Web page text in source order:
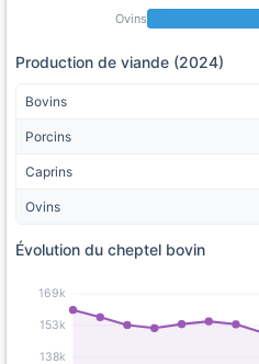
Ovins
Production de viande (2024)
Bovins
Porcins
Caprins
Ovins
Évolution du cheptel bovin
138k
153k
169k